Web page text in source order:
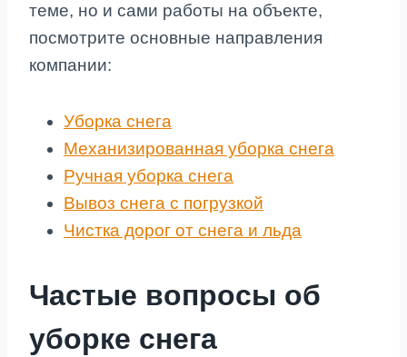
теме, но и сами работы на объекте,
посмотрите основные направления
компании:
Уборка снега
Механизированная уборка снега
Ручная уборка снега
Вывоз снега с погрузкой
Чистка дорог от снега и льда
Частые вопросы об
уборке снега